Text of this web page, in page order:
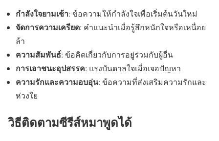
กำลังใจยามเช้า: ข้อความให้กำลังใจเพื่อเริ่มต้นวันใหม่
จัดการความเครียด: คำแนะนำเมื่อรู้สึกหนักใจหรือเหนื่อย
ล้า
ความสัมพันธ์: ข้อคิดเกี่ยวกับการอยู่ร่วมกับผู้อื่น
การเอาชนะอุปสรรค: แรงบันดาลใจเมื่อเจอปัญหา
ความรักและความอบอุ่น: ข้อความที่ส่งเสริมความรักและ
ห่วงใย
วิธีติดตามซีรีส์หมาพูดได้